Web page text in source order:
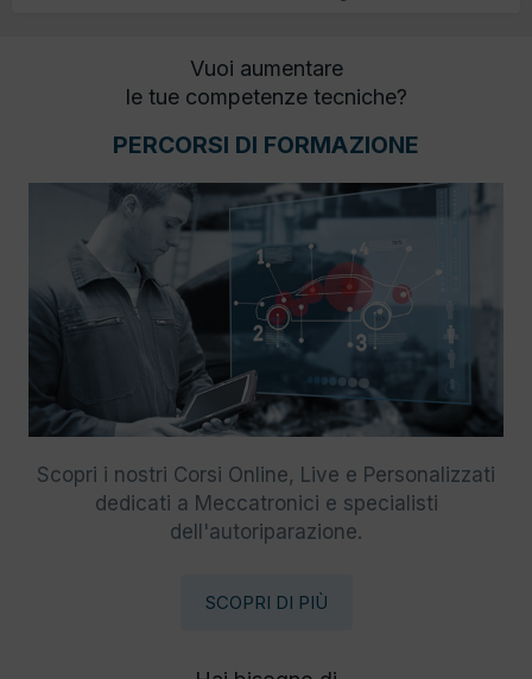
Vuoi aumentare
le tue competenze tecniche?
PERCORSI DI FORMAZIONE
Scopri i nostri Corsi Online, Live e Personalizzati
dedicati a Meccatronici e specialisti
dell'autoriparazione.
SCOPRI DI PIÙ